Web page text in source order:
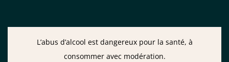
L’abus d’alcool est dangereux pour la santé, à
consommer avec modération.